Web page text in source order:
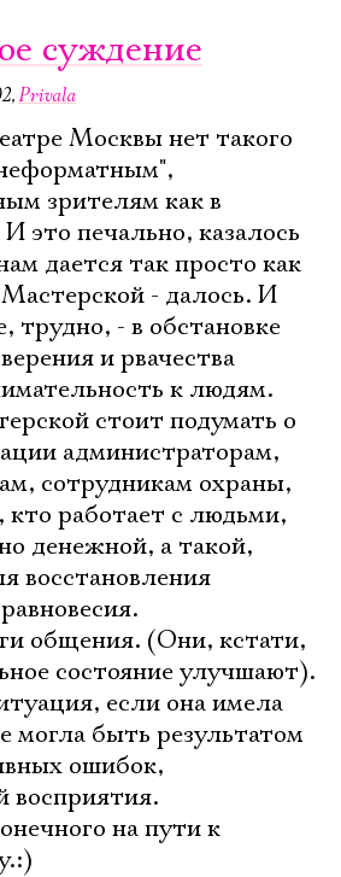
суждение
,Privala
Москвы нет такого
зрителям как в
это печально, казалось
дается так просто как
- далось. И
трудно, - в обстановке
и рвачества
к людям.
стоит подумать о
администраторам,
сотрудникам охраны,
кто работает с людьми,
денежной, а такой,
восстановления
общения. (Они, кстати,
состояние улучшают).
если она имела
могла быть результатом
ошибок,
восприятия.
на пути к